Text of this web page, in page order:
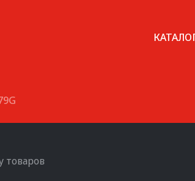
товаров